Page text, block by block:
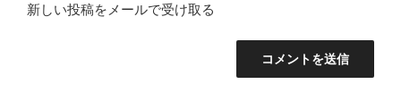
新しい投稿をメールで受け取る